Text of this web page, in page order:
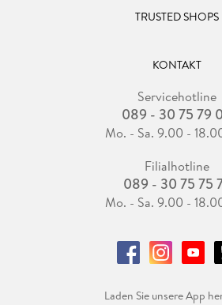
TRUSTED SHOPS
KONTAKT
Servicehotline
089 - 30 75 79
Mo. - Sa. 9.00 -
Filialhotline
089 - 30 75 75
Mo. - Sa. 9.00 -
Laden Sie unsere App